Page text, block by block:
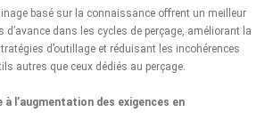
basé sur la connaissance offrent un meilleur
d’avance dans les cycles de perçage, améliorant la
d’outillage et réduisant les incohérences
autres que ceux dédiés au perçage.
l’augmentation des exigences en